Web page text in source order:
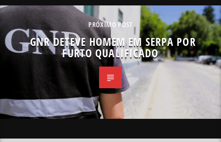
PRÓXIMO POST
GNR DETEVE HOMEM EM SERPA POR
FURTO QUALIFICADO